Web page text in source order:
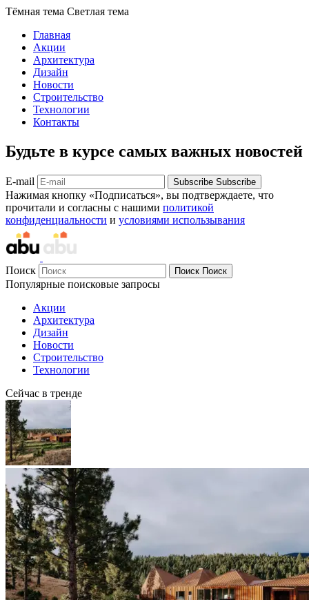
Тёмная тема Светлая тема
Главная
Акции
Архитектура
Дизайн
Новости
Строительство
Технологии
Контакты
Будьте в курсе самых важных новостей
E-mail Subscribe Subscribe
Нажимая кнопку «Подписаться», вы подтверждаете, что
прочитали и согласны с нашими политикой
конфиденциальности и условиями использывания
Поиск Поиск Поиск
Популярные поисковые запросы
Акции
Архитектура
Дизайн
Новости
Строительство
Технологии
Сейчас в тренде